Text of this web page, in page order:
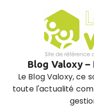
Blog Valoxy
Le Blog Valoxy, ce
toute l'actualité